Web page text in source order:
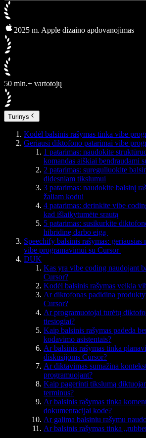
2025 m. Apple dizaino apdovanojimas
50 mln.+ vartotojų
Turinys
Kodėl balsinis rašymas tinka vibe
Geriausi diktofono patarimai vibe
1 patarimas: naudokite
komandas aiškiai bendraudami
2 patarimas: sureguliuokite
didesniam tikslumui
3 patarimas: naudokite balsinį
žaliam kodui
4 patarimas: derinkite vibe
kad išlaikytumėte srautą
5 patarimas: susikurkite
hibridinę darbo eigą
Speechify balsinis rašymas: geriausias
vibe programavimui su Cursor
DUK
Kas yra vibe coding naudojant
Cursor?
Kodėl balsinis rašymas veikia
Ar diktofonas padidina
Cursor?
Ar programuotojai turėtų
tiesiogiai?
Kaip balsinis rašymas padeda
kodavimo asistentais?
Ar balsinis rašymas tinka
diskusijoms Cursor?
Ar diktavimas sumažina
programuojant?
Kaip pagerinti tikslumą
terminus?
Ar balsinis rašymas tinka
dokumentacijai kode?
Ar galima balsiniu rašymu
Ar balsinis rašymas tinka